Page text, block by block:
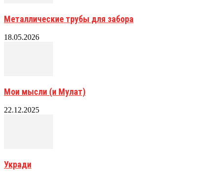
Металлические трубы для забора
18.05.2026
Мои мысли (и Мулат)
22.12.2025
Укради